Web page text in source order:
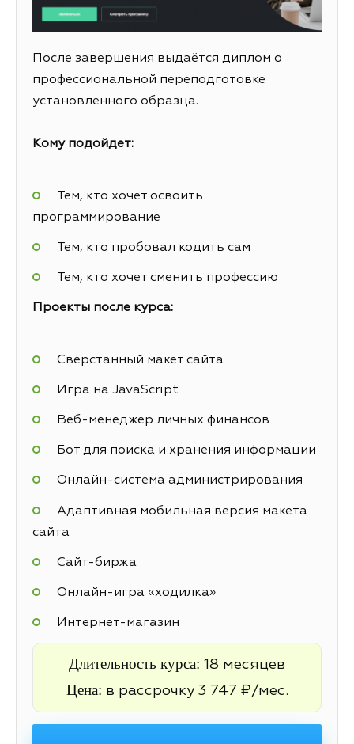
После завершения выдаётся диплом о
профессиональной переподготовке
установленного образца.
Кому подойдет:
Тем, кто хочет освоить
программирование
Тем, кто пробовал кодить сам
Тем, кто хочет сменить профессию
Проекты после курса:
Свёрстанный макет сайта
Игра на JavaScript
Веб-менеджер личных финансов
Бот для поиска и хранения информации
Онлайн-система администрирования
Адаптивная мобильная версия макета
сайта
Cайт-биржа
Онлайн-игра «ходилка»
Интернет-магазин
Длительность курса: 18 месяцев
Цена: в рассрочку 3 747 ₽/мес.